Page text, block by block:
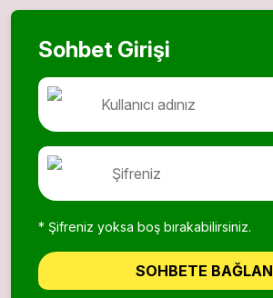
Sohbet Girişi
* Şifreniz yoksa boş bırakabilirsiniz.
SOHBETE BAĞLAN